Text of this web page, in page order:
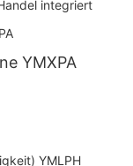
integriert
YMXPA